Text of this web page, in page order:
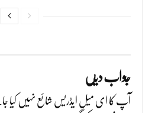
جواب دیں
آپ کا ای میل ایڈریس شائع نہیں کیا